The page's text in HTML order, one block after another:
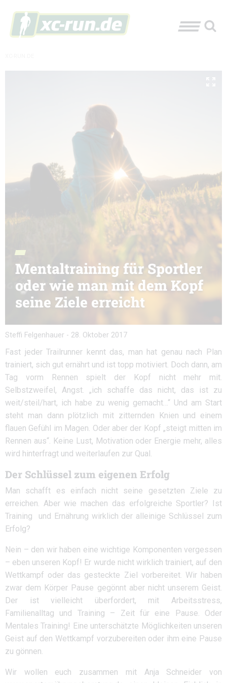
Mentaltraining für Sportler
oder wie man mit dem Kopf
seine Ziele erreicht
Steffi Felgenhauer - 28. Oktober 2017
Fast jeder Trailrunner kennt das, man hat genau nach Plan
trainiert, sich gut ernährt und ist topp motiviert. Doch dann, am
Tag vorm Rennen spielt der Kopf nicht mehr mit.
Selbstzweifel, Angst. „ich schaffe das nicht, das ist zu
weit/steil/hart, ich habe zu wenig gemacht…“ Und am Start
steht man dann plötzlich mit zitternden Knien und einem
flauen Gefühl im Magen. Oder aber der Kopf „steigt mitten im
Rennen aus“. Keine Lust, Motivation oder Energie mehr, alles
wird hinterfragt und weiterlaufen zur Qual.
Der Schlüssel zum eigenen Erfolg
Man schafft es einfach nicht seine gesetzten Ziele zu
erreichen. Aber wie machen das erfolgreiche Sportler? Ist
Training und Ernährung wirklich der alleinige Schlüssel zum
Erfolg?
Nein – den wir haben eine wichtige Komponenten vergessen
– eben unseren Kopf! Er wurde nicht wirklich trainiert, auf den
Wettkampf oder das gesteckte Ziel vorbereitet. Wir haben
zwar dem Körper Pause gegönnt aber nicht unserem Geist.
Der ist vielleicht überfordert, mit Arbeitsstress,
Familienalltag und Training – Zeit für eine Pause. Oder
Mentales Training! Eine unterschätzte Möglichkeiten unseren
Geist auf den Wettkampf vorzubereiten oder ihm eine Pause
zu gönnen.
Wir wollen euch zusammen mit Anja Schneider von